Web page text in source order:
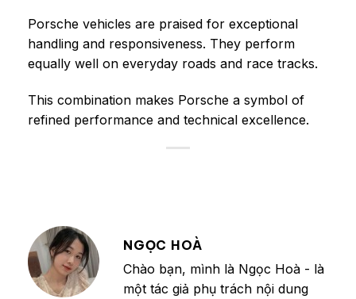
Porsche vehicles are praised for exceptional
handling and responsiveness. They perform
equally well on everyday roads and race tracks.
This combination makes Porsche a symbol of
refined performance and technical excellence.
NGỌC HOÀ
Chào bạn, mình là Ngọc Hoà - là
một tác giả phụ trách nội dung